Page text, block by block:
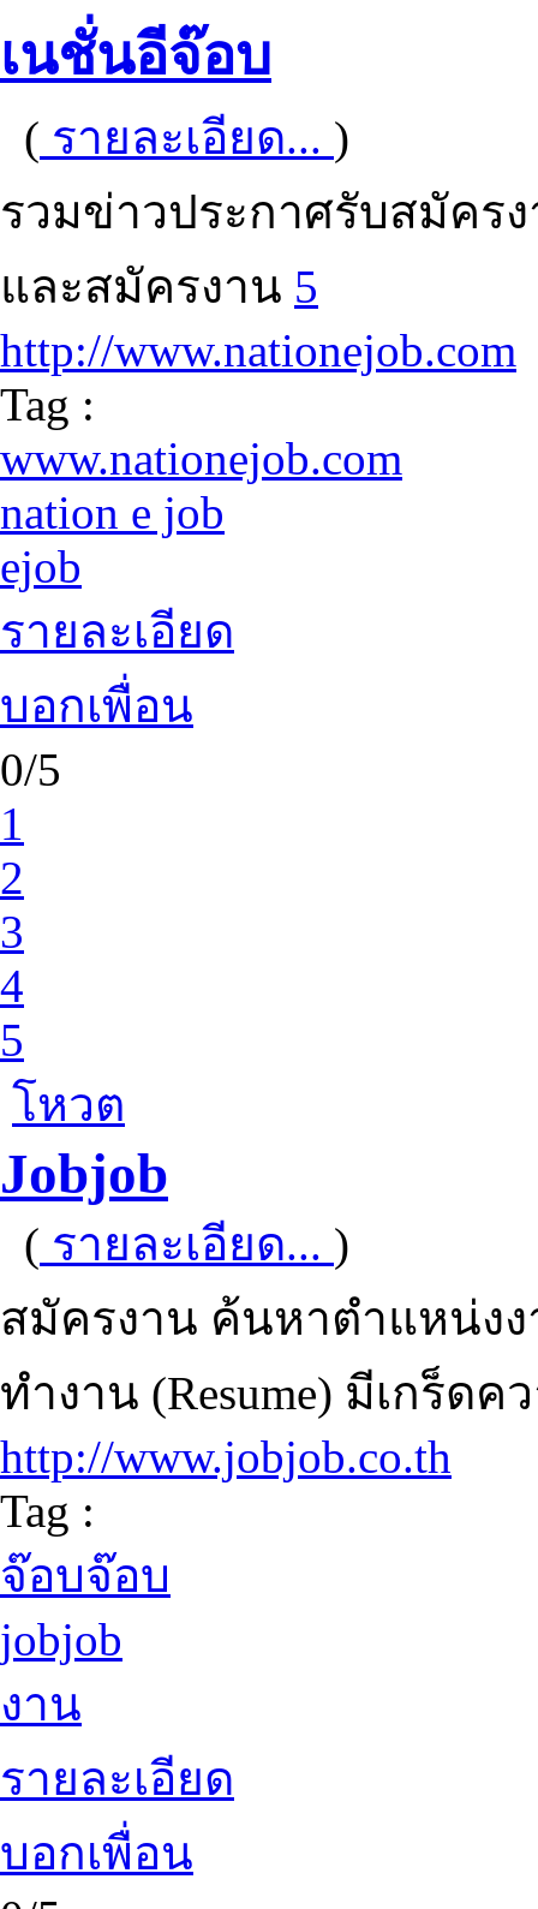
เนชั่นอีจ๊อบ
( รายละเอียด... )
รวมข่าวประกาศรับสมัคร
และสมัครงาน 5
http://www.nationejob.com
Tag :
www.nationejob.com
nation e job
ejob
รายละเอียด
บอกเพื่อน
0/5
1
2
3
4
5
โหวต
Jobjob
( รายละเอียด... )
สมัครงาน ค้นหาตำแหน่ง
ทำงาน (Resume) มีเกร็ด
http://www.jobjob.co.th
Tag :
จ๊อบจ๊อบ
jobjob
งาน
รายละเอียด
บอกเพื่อน